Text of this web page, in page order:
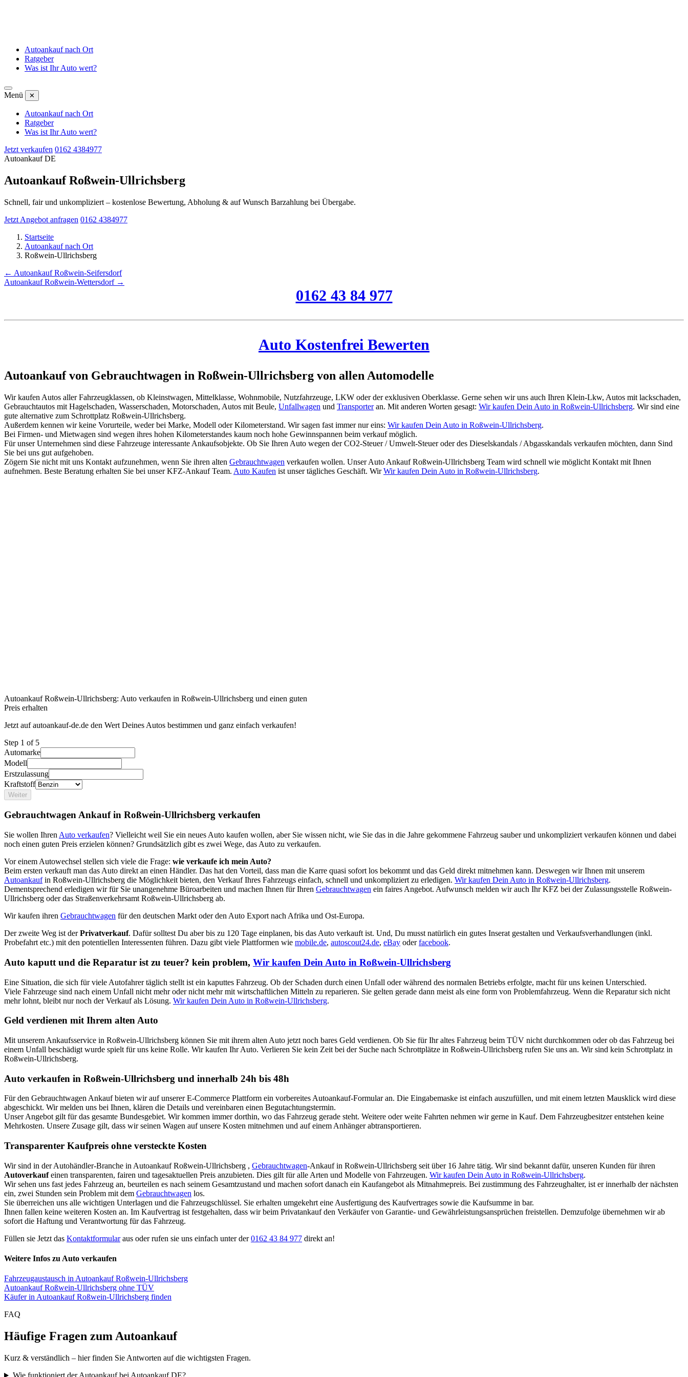
Autoankauf nach Ort
Ratgeber
Was ist Ihr Auto wert?
Menü ✕
Autoankauf nach Ort
Ratgeber
Was ist Ihr Auto wert?
Jetzt verkaufen 0162 4384977
Autoankauf DE
Autoankauf Roßwein-Ullrichsberg
Schnell, fair und unkompliziert – kostenlose Bewertung, Abholung & auf Wunsch Barzahlung bei Übergabe.
Jetzt Angebot anfragen 0162 4384977
Startseite
Autoankauf nach Ort
Roßwein-Ullrichsberg
← Autoankauf Roßwein-Seifersdorf
Autoankauf Roßwein-Wettersdorf →
0162 43 84 977
Auto Kostenfrei Bewerten
Autoankauf von Gebrauchtwagen in Roßwein-Ullrichsberg von allen Automodelle
Wir kaufen Autos aller Fahrzeugklassen, ob Kleinstwagen, Mittelklasse, Wohnmobile, Nutzfahrzeuge, LKW oder der exklusiven Oberklasse. Gerne sehen wir uns auch Ihren Klein-Lkw, Autos mit lackschaden,
Gebrauchtautos mit Hagelschaden, Wasserschaden, Motorschaden, Autos mit Beule, Unfallwagen und Transporteran. Mit anderen Worten gesagt: Wir kaufen Dein Auto in Roßwein-Ullrichsberg. Wir sind eine
gute alternative zum Schrottplatz Roßwein-Ullrichsberg.
Außerdem kennen wir keine Vorurteile, weder bei Marke, Modell oder Kilometerstand. Wir sagen fast immer nur eins: Wir kaufen Dein Auto in Roßwein-Ullrichsberg.
Bei Firmen- und Mietwagen sind wegen ihres hohen Kilometerstandes kaum noch hohe Gewinnspannen beim verkauf möglich.
Für unser Unternehmen sind diese Fahrzeuge interessante Ankaufsobjekte. Ob Sie Ihren Auto wegen der CO2-Steuer / Umwelt-Steuer oder des Dieselskandals / Abgasskandals verkaufen möchten, dann Sind
Sie bei uns gut aufgehoben.
Zögern Sie nicht mit uns Kontakt aufzunehmen, wenn Sie ihren alten Gebrauchtwagen verkaufen wollen. Unser Auto Ankauf Roßwein-Ullrichsberg Team wird schnell wie möglicht Kontakt mit Ihnen
aufnehmen. Beste Beratung erhalten Sie bei unser KFZ-Ankauf Team. Auto Kaufen ist unser tägliches Geschäft. WirWir kaufen Dein Auto in Roßwein-Ullrichsberg.
Autoankauf Roßwein-Ullrichsberg: Auto verkaufen in Roßwein-Ullrichsberg und einen guten
Preis erhalten
Jetzt auf autoankauf-de.de den Wert Deines Autos bestimmen und ganz einfach verkaufen!
Step 1 of 5
Automarke
Modell
Erstzulassung
Kraftstoff
Weiter
Gebrauchtwagen Ankauf in Roßwein-Ullrichsberg verkaufen
Sie wollen Ihren Auto verkaufen? Vielleicht weil Sie ein neues Auto kaufen wollen, aber Sie wissen nicht, wie Sie das in die Jahre gekommene Fahrzeug sauber und unkompliziert verkaufen können und dabei
noch einen guten Preis erzielen können? Grundsätzlich gibt es zwei Wege, das Auto zu verkaufen.
Vor einem Autowechsel stellen sich viele die Frage: wie verkaufe ich mein Auto?
Beim ersten verkauft man das Auto direkt an einen Händler. Das hat den Vorteil, dass man die Karre quasi sofort los bekommt und das Geld direkt mitnehmen kann. Deswegen wir Ihnen mit unserem
Autoankaufin Roßwein-Ullrichsberg die Möglichkeit bieten, den Verkauf Ihres Fahrzeugs einfach, schnell und unkompliziert zu erledigen. Wir kaufen Dein Auto in Roßwein-Ullrichsberg.
Dementsprechend erledigen wir für Sie unangenehme Büroarbeiten und machen Ihnen für Ihren Gebrauchtwagen ein faires Angebot. Aufwunsch melden wir auch Ihr KFZ bei der Zulassungsstelle Roßwein-
Ullrichsberg oder das Straßenverkehrsamt Roßwein-Ullrichsberg ab.
Wir kaufen ihren Gebrauchtwagen für den deutschen Markt oder den Auto Export nach Afrika und Ost-Europa.
Der zweite Weg ist derPrivatverkauf. Dafür solltest Du aber bis zu 120 Tage einplanen, bis das Auto verkauft ist. Und, Du musst natürlich ein gutes Inserat gestalten und Verkaufsverhandlungen (inkl.
Probefahrt etc.) mit den potentiellen Interessenten führen. Dazu gibt viele Plattformen wie mobile.de, autoscout24.de, eBay oderfacebook.
Auto kaputt und die Reparatur ist zu teuer? kein problem, Wir kaufen Dein Auto in Roßwein-Ullrichsberg
Eine Situation, die sich für viele Autofahrer täglich stellt ist ein kaputtes Fahrzeug. Ob der Schaden durch einen Unfall oder während des normalen Betriebs erfolgte, macht für uns keinen Unterschied.
Viele Fahrzeuge sind nach einem Unfall nicht mehr oder nicht mehr mit wirtschaftlichen Mitteln zu reparieren. Sie gelten gerade dann meist als eine form von Problemfahrzeug. Wenn die Reparatur sich nicht
mehr lohnt, bleibt nur noch der Verkauf als Lösung. Wir kaufen Dein Auto in Roßwein-Ullrichsberg.
Geld verdienen mit Ihrem alten Auto
Mit unserem Ankaufsservice in Roßwein-Ullrichsberg können Sie mit ihrem alten Auto jetzt noch bares Geld verdienen. Ob Sie für Ihr altes Fahrzeug beim TÜV nicht durchkommen oder ob das Fahrzeug bei
einem Unfall beschädigt wurde spielt für uns keine Rolle. Wir kaufen Ihr Auto. Verlieren Sie kein Zeit bei der Suche nach Schrottplätze in Roßwein-Ullrichsberg rufen Sie uns an. Wir sind kein Schrottplatz in
Roßwein-Ullrichsberg.
Auto verkaufen in Roßwein-Ullrichsberg und innerhalb 24h bis 48h
Für den Gebrauchtwagen Ankauf bieten wir auf unserer E-Commerce Plattform ein vorbereites Autoankauf-Formular an. Die Eingabemaske ist einfach auszufüllen, und mit einem letzten Mausklick wird diese
abgeschickt. Wir melden uns bei Ihnen, klären die Details und vereinbaren einen Begutachtungstermin.
Unser Angebot gilt für das gesamte Bundesgebiet. Wir kommen immer dorthin, wo das Fahrzeug gerade steht. Weitere oder weite Fahrten nehmen wir gerne in Kauf. Dem Fahrzeugbesitzer entstehen keine
Mehrkosten. Unsere Zusage gilt, dass wir seinen Wagen auf unsere Kosten mitnehmen und auf einem Anhänger abtransportieren.
Transparenter Kaufpreis ohne versteckte Kosten
Wir sind in der Autohändler-Branche in Autoankauf Roßwein-Ullrichsberg , Gebrauchtwagen-Ankauf in Roßwein-Ullrichsberg seit über 16 Jahre tätig. Wir sind bekannt dafür, unseren Kunden für ihren
Autoverkaufeinen transparenten, fairen und tagesaktuellen Preis anzubieten. Dies gilt für alle Arten und Modelle von Fahrzeugen. Wir kaufen Dein Auto in Roßwein-Ullrichsberg.
Wir sehen uns fast jedes Fahrzeug an, beurteilen es nach seinem Gesamtzustand und machen sofort danach ein Kaufangebot als Mitnahmepreis. Bei zustimmung des Fahrzeughalter, ist er innerhalb der nächsten
ein, zwei Stunden sein Problem mit dem Gebrauchtwagen los.
Sie überreichen uns alle wichtigen Unterlagen und die Fahrzeugschlüssel. Sie erhalten umgekehrt eine Ausfertigung des Kaufvertrages sowie die Kaufsumme in bar.
Ihnen fallen keine weiteren Kosten an. Im Kaufvertrag ist festgehalten, dass wir beim Privatankauf den Verkäufer von Garantie- und Gewährleistungsansprüchen freistellen. Demzufolge übernehmen wir ab
sofort die Haftung und Verantwortung für das Fahrzeug.
Füllen sie Jetzt das Kontaktformularaus oder rufen sie uns einfach unter der0162 43 84 977 direkt an!
Weitere Infos zu Auto verkaufen
Fahrzeugaustausch in Autoankauf Roßwein-Ullrichsberg
Autoankauf Roßwein-Ullrichsberg ohne TÜV
Käufer in Autoankauf Roßwein-Ullrichsberg finden
FAQ
Häufige Fragen zum Autoankauf
Kurz & verständlich – hier finden Sie Antworten auf die wichtigsten Fragen.